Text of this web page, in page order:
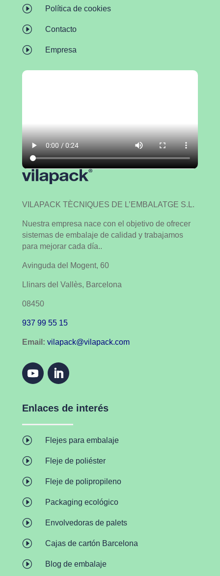
VILAPACK TÈCNIQUES DE L’EMBALATGE S.L.
Nuestra empresa nace con el objetivo de ofrecer
sistemas de embalaje de calidad y trabajamos
para mejorar cada día..
Avinguda del Mogent, 60
Llinars del Vallès, Barcelona
08450
937 99 55 15
Email: vilapack@vilapack.com
Enlaces de interés
I Flejes para embalaje
I Fleje de poliéster
I Fleje de polipropileno
I Packaging ecológico
I Envolvedoras de palets
I Cajas de cartón Barcelona
I Blog de embalaje
I Política de cookies
I Contacto
I Empresa